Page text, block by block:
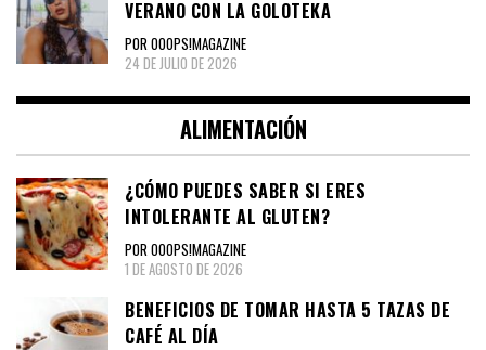
VERANO CON LA GOLOTEKA
POR OOOPS!MAGAZINE
24 DE JULIO DE 2026
ALIMENTACIÓN
¿CÓMO PUEDES SABER SI ERES
INTOLERANTE AL GLUTEN?
POR OOOPS!MAGAZINE
1 DE AGOSTO DE 2026
BENEFICIOS DE TOMAR HASTA 5 TAZAS DE
CAFÉ AL DÍA